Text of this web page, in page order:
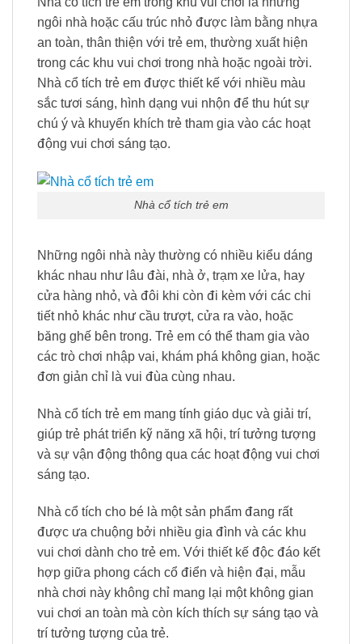
ngôi nhà hoặc cấu trúc nhỏ được làm bằng nhựa
an toàn, thân thiện với trẻ em, thường xuất hiện
trong các khu vui chơi trong nhà hoặc ngoài trời.
Nhà cổ tích trẻ em được thiết kế với nhiều màu
sắc tươi sáng, hình dạng vui nhộn để thu hút sự
chú ý và khuyến khích trẻ tham gia vào các hoạt
động vui chơi sáng tạo.
Nhà cổ tích trẻ em
Những ngôi nhà này thường có nhiều kiểu dáng
khác nhau như lâu đài, nhà ở, trạm xe lửa, hay
cửa hàng nhỏ, và đôi khi còn đi kèm với các chi
tiết nhỏ khác như cầu trượt, cửa ra vào, hoặc
băng ghế bên trong. Trẻ em có thể tham gia vào
các trò chơi nhập vai, khám phá không gian, hoặc
đơn giản chỉ là vui đùa cùng nhau.
Nhà cổ tích trẻ em mang tính giáo dục và giải trí,
giúp trẻ phát triển kỹ năng xã hội, trí tưởng tượng
và sự vận động thông qua các hoạt động vui chơi
sáng tạo.
Nhà cổ tích cho bé là một sản phẩm đang rất
được ưa chuộng bởi nhiều gia đình và các khu
vui chơi dành cho trẻ em. Với thiết kế độc đáo kết
hợp giữa phong cách cổ điển và hiện đại, mẫu
nhà chơi này không chỉ mang lại một không gian
vui chơi an toàn mà còn kích thích sự sáng tạo và
trí tưởng tượng của trẻ.